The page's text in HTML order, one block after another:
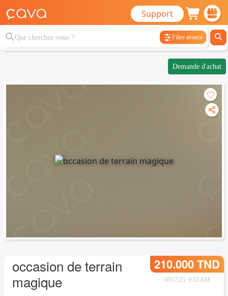
Support
Filtre avancé
Demande d'achat
occasion de terrain
magique
210.000 TND
10/17/25, 9:55 AM